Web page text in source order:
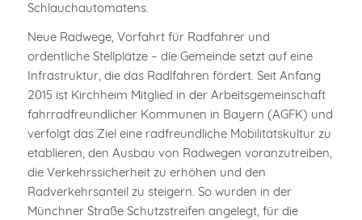
Schlauchautomatens.
Neue Radwege, Vorfahrt für Radfahrer und
ordentliche Stellplätze – die Gemeinde setzt auf eine
Infrastruktur, die das Radlfahren fördert. Seit Anfang
2015 ist Kirchheim Mitglied in der Arbeitsgemeinschaft
fahrradfreundlicher Kommunen in Bayern (AGFK) und
verfolgt das Ziel eine radfreundliche Mobilitätskultur zu
etablieren, den Ausbau von Radwegen voranzutreiben,
die Verkehrssicherheit zu erhöhen und den
Radverkehrsanteil zu steigern. So wurden in der
Münchner Straße Schutzstreifen angelegt, für die